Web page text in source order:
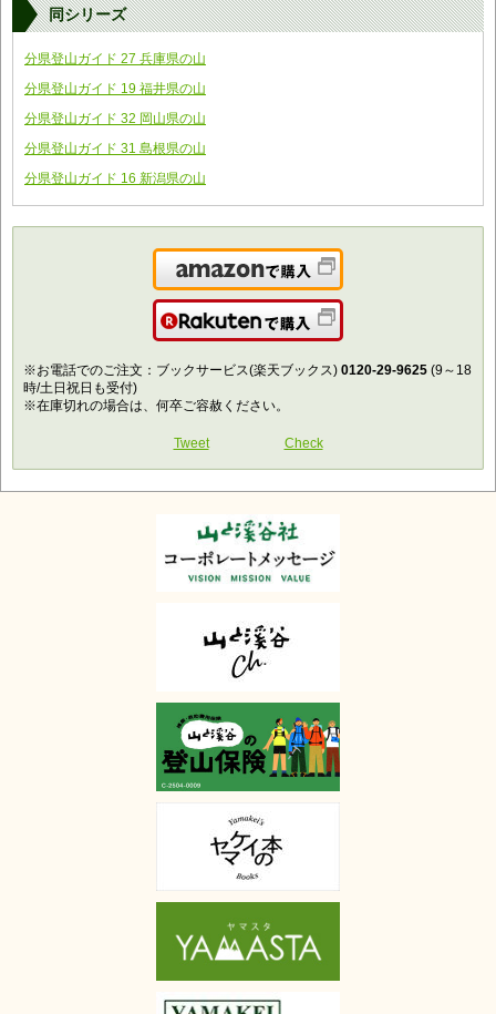
同シリーズ
分県登山ガイド 27 兵庫県の山
分県登山ガイド 19 福井県の山
分県登山ガイド 32 岡山県の山
分県登山ガイド 31 島根県の山
分県登山ガイド 16 新潟県の山
※お電話でのご注文：ブックサービス(楽天ブックス) 0120-29-9625 (9～18
時/土日祝日も受付)
※在庫切れの場合は、何卒ご容赦ください。
Tweet Check